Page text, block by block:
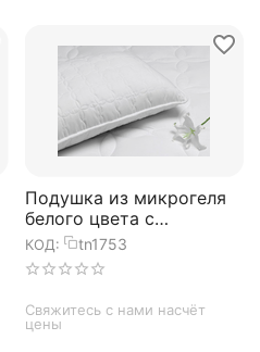
Подушка из микрогеля
белого цвета с
окантовкой Sanita 50х70
см, TAC
КОД: tn1753
Свяжитесь с нами насчёт
цены